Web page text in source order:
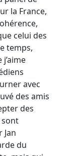
la France,
celui des
temps,
avec
des amis
des
sont
Jan
du